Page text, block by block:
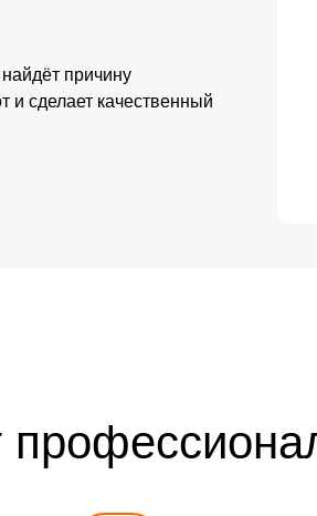
причину
и сделает качественный